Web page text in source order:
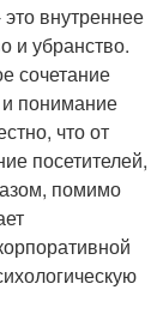
внутреннее
и убранство.
сочетание
и понимание
что от
посетителей,
помимо